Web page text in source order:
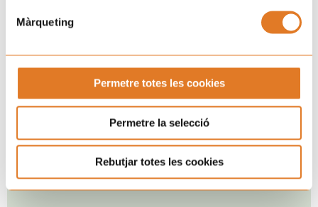
Màrqueting
Permetre totes les cookies
Permetre la selecció
Rebutjar totes les cookies
Próximos eventos
MAR 09:00 pm - 11:00 pm
“Sube, aquí arriba y
Tarragona